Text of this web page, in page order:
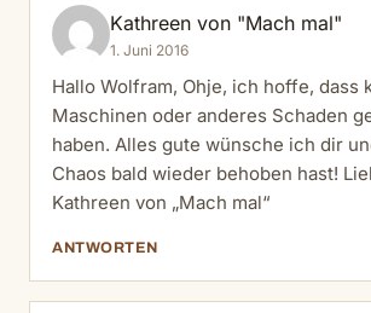
Kathreen von "Mach mal"
1. Juni 2016
Hallo Wolfram, Ohje, ich hoffe, dass
Maschinen oder anderes Schaden
haben. Alles gute wünsche ich dir
Chaos bald wieder behoben hast!
Kathreen von „Mach mal“
ANTWORTEN